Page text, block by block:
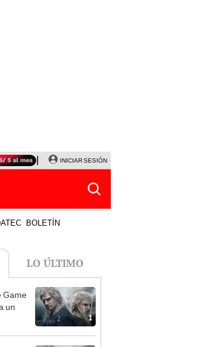
DÓLAR CORTE DE LUZ VIERNES 7 DE AGOSTO
INICIAR SESIÓN
BOLETÍN
LO ÚLTIMO
1
Game
un